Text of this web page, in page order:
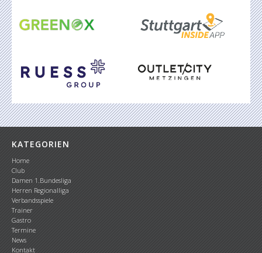
KATEGORIEN
Home
Club
Damen 1.Bundesliga
Herren Regionalliga
Verbandsspiele
Trainer
Gastro
Termine
News
Kontakt